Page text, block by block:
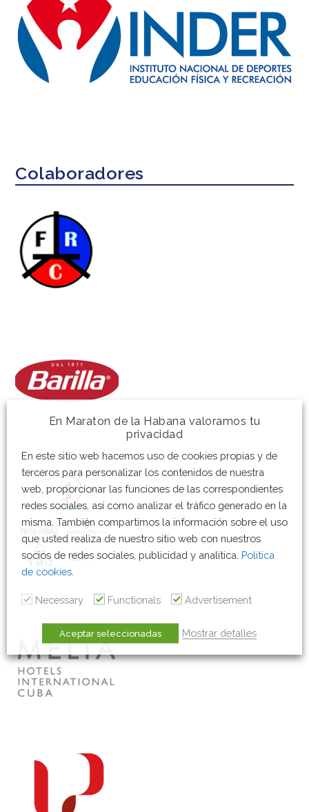
Colaboradores
En Maraton de la Habana valoramos tu
privacidad
En este sitio web hacemos uso de cookies propias y de
terceros para personalizar los contenidos de nuestra
web, proporcionar las funciones de las correspondientes
redes sociales, así como analizar el tráfico generado en la
misma. También compartimos la información sobre el uso
que usted realiza de nuestro sitio web con nuestros
socios de redes sociales, publicidad y analítica. Política
de cookies
Necessary Functionals Advertisement
Aceptar seleccionadas Mostrar detalles